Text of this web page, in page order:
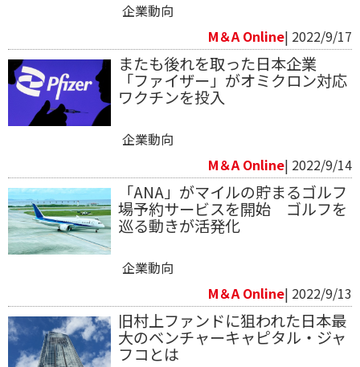
企業動向
M＆A Online| 2022/9/17
またも後れを取った日本企業
「ファイザー」がオミクロン対応
ワクチンを投入
企業動向
M＆A Online| 2022/9/14
「ANA」がマイルの貯まるゴルフ
場予約サービスを開始 ゴルフを
巡る動きが活発化
企業動向
M＆A Online| 2022/9/13
旧村上ファンドに狙われた日本最
大のベンチャーキャピタル・ジャ
フコとは